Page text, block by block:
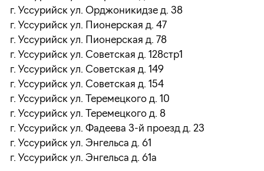
г. Уссурийск ул. Орджоникидзе д. 38
г. Уссурийск ул. Пионерская д. 47
г. Уссурийск ул. Пионерская д. 78
г. Уссурийск ул. Советская д. 128стр1
г. Уссурийск ул. Советская д. 149
г. Уссурийск ул. Советская д. 154
г. Уссурийск ул. Теремецкого д. 10
г. Уссурийск ул. Теремецкого д. 8
г. Уссурийск ул. Фадеева 3-й проезд д. 23
г. Уссурийск ул. Энгельса д. 61
г. Уссурийск ул. Энгельса д. 61а